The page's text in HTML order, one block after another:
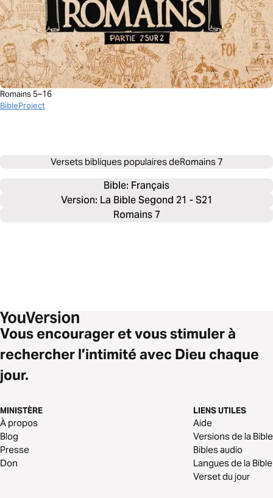
Romains 5–16
BibleProject
Versets bibliques populaires deRomains 7
Bible: Français
Version: La Bible Segond 21 - S21
Romains 7
Vous encourager et vous stimuler à
rechercher l’intimité avec Dieu chaque
jour.
MINISTÈRE
À propos
Blog
Presse
Don
LIENS UTILES
Aide
Versions de la Bible
Bibles audio
Langues de la Bible
Verset du jour